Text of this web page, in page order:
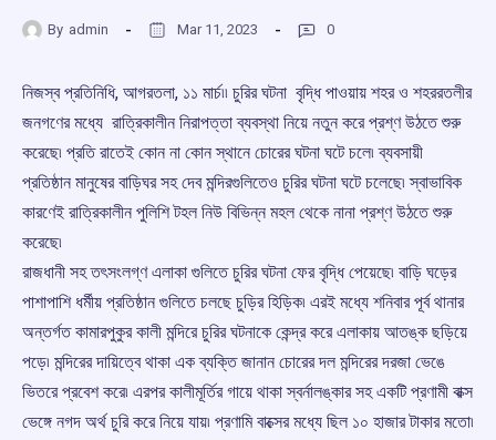
By admin Mar 11, 2023 0
নিজস্ব প্রতিনিধি, আগরতলা, ১১ মার্চ৷৷ চুরির ঘটনা বৃদ্ধি পাওয়ায় শহর ও শহররতলীর
জনগণের মধ্যে রাত্রিকালীন নিরাপত্তা ব্যবস্থা নিয়ে নতুন করে প্রশ্ণ উঠতে শুরু
করেছে৷ প্রতি রাতেই কোন না কোন স্থানে চোরের ঘটনা ঘটে চলে৷ ব্যবসায়ী
প্রতিষ্ঠান মানুষের বাড়িঘর সহ দেব মন্দিরগুলিতেও চুরির ঘটনা ঘটে চলেছে৷ স্বাভাবিক
কারণেই রাত্রিকালীন পুলিশি টহল নিউ বিভিন্ন মহল থেকে নানা প্রশ্ণ উঠতে শুরু
করেছে৷
রাজধানী সহ তৎসংলগ্ণ এলাকা গুলিতে চুরির ঘটনা ফের বৃদ্ধি পেয়েছে৷ বাড়ি ঘড়ের
পাশাপাশি ধর্মীয় প্রতিষ্ঠান গুলিতে চলছে চুড়ির হিড়িক৷ এরই মধ্যে শনিবার পূর্ব থানার
অন্তর্গত কামারপুকুর কালী মন্দিরে চুরির ঘটনাকে কেন্দ্র করে এলাকায় আতঙ্ক ছড়িয়ে
পড়ে৷ মন্দিরের দায়িত্বে থাকা এক ব্যক্তি জানান চোরের দল মন্দিরের দরজা ভেঙে
ভিতরে প্রবেশ করে৷ এরপর কালীমূর্তির গায়ে থাকা স্বর্নালঙ্কার সহ একটি প্রণামী বাক্স
ভেঙ্গে নগদ অর্থ চুরি করে নিয়ে যায়৷ প্রণামি বাক্সের মধ্যে ছিল ১০ হাজার টাকার মতো৷